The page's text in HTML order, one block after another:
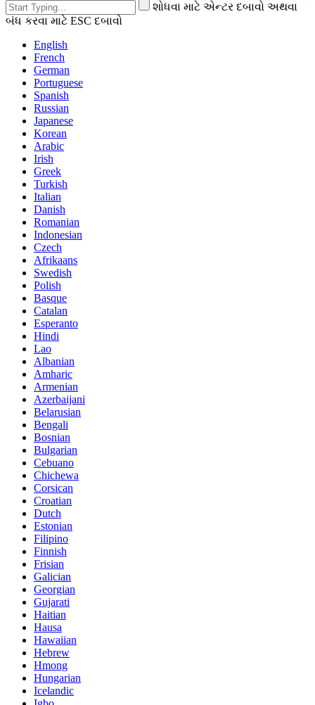
શોધવા માટે એન્ટર દબાવો અથવા
બંધ કરવા માટે ESC દબાવો
English
French
German
Portuguese
Spanish
Russian
Japanese
Korean
Arabic
Irish
Greek
Turkish
Italian
Danish
Romanian
Indonesian
Czech
Afrikaans
Swedish
Polish
Basque
Catalan
Esperanto
Hindi
Lao
Albanian
Amharic
Armenian
Azerbaijani
Belarusian
Bengali
Bosnian
Bulgarian
Cebuano
Chichewa
Corsican
Croatian
Dutch
Estonian
Filipino
Finnish
Frisian
Galician
Georgian
Gujarati
Haitian
Hausa
Hawaiian
Hebrew
Hmong
Hungarian
Icelandic